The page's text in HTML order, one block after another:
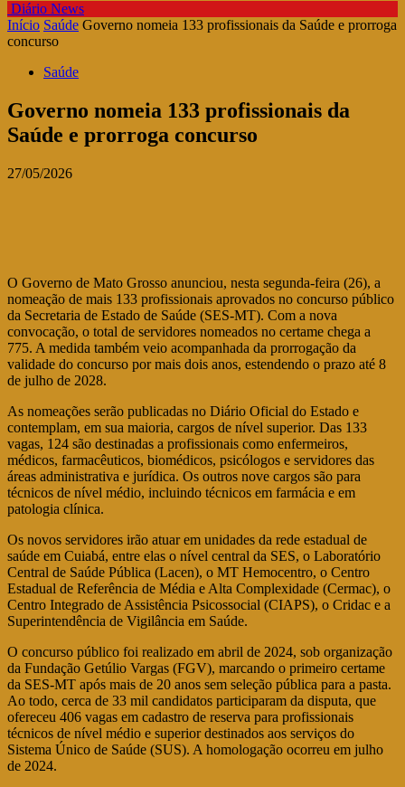
Diário News
Início Saúde Governo nomeia 133 profissionais da Saúde e prorroga
concurso
Saúde
Governo nomeia 133 profissionais da
Saúde e prorroga concurso
27/05/2026
O Governo de Mato Grosso anunciou, nesta segunda-feira (26), a
nomeação de mais 133 profissionais aprovados no concurso público
da Secretaria de Estado de Saúde (SES-MT). Com a nova
convocação, o total de servidores nomeados no certame chega a
775. A medida também veio acompanhada da prorrogação da
validade do concurso por mais dois anos, estendendo o prazo até 8
de julho de 2028.
As nomeações serão publicadas no Diário Oficial do Estado e
contemplam, em sua maioria, cargos de nível superior. Das 133
vagas, 124 são destinadas a profissionais como enfermeiros,
médicos, farmacêuticos, biomédicos, psicólogos e servidores das
áreas administrativa e jurídica. Os outros nove cargos são para
técnicos de nível médio, incluindo técnicos em farmácia e em
patologia clínica.
Os novos servidores irão atuar em unidades da rede estadual de
saúde em Cuiabá, entre elas o nível central da SES, o Laboratório
Central de Saúde Pública (Lacen), o MT Hemocentro, o Centro
Estadual de Referência de Média e Alta Complexidade (Cermac), o
Centro Integrado de Assistência Psicossocial (CIAPS), o Cridac e a
Superintendência de Vigilância em Saúde.
O concurso público foi realizado em abril de 2024, sob organização
da Fundação Getúlio Vargas (FGV), marcando o primeiro certame
da SES-MT após mais de 20 anos sem seleção pública para a pasta.
Ao todo, cerca de 33 mil candidatos participaram da disputa, que
ofereceu 406 vagas em cadastro de reserva para profissionais
técnicos de nível médio e superior destinados aos serviços do
Sistema Único de Saúde (SUS). A homologação ocorreu em julho
de 2024.